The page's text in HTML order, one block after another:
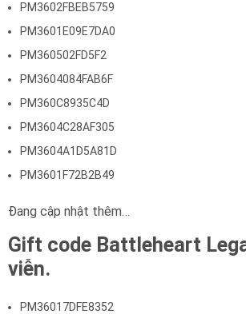
PM3602FBEB5759
PM3601E09E7DA0
PM360502FD5F2
PM3604084FAB6F
PM360C8935C4D
PM3604C28AF305
PM3604A1D5A81D
PM3601F72B2B49
Đang cập nhật thêm…
Gift code Battleheart
viễn.
PM36017DFE8352